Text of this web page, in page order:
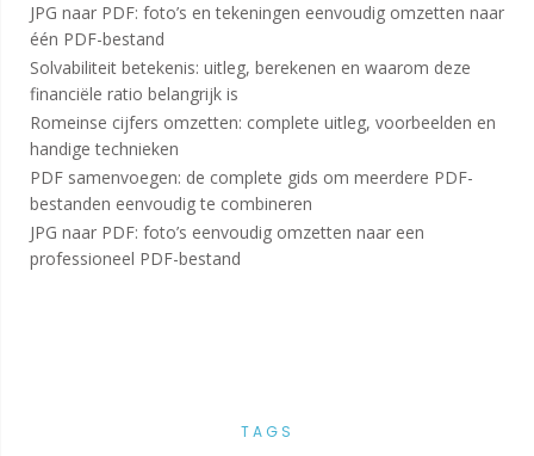
JPG naar PDF: foto’s en tekeningen eenvoudig omzetten naar
één PDF-bestand
Solvabiliteit betekenis: uitleg, berekenen en waarom deze
financiële ratio belangrijk is
Romeinse cijfers omzetten: complete uitleg, voorbeelden en
handige technieken
PDF samenvoegen: de complete gids om meerdere PDF-
bestanden eenvoudig te combineren
JPG naar PDF: foto’s eenvoudig omzetten naar een
professioneel PDF-bestand
TAGS